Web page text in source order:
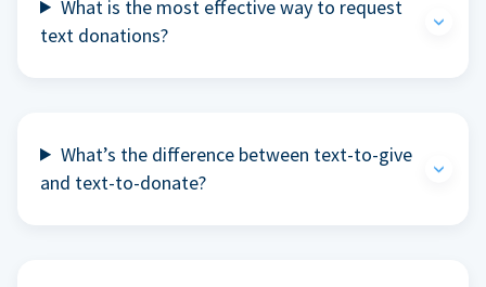
What is the most effective way to request
text donations?
What’s the difference between text-to-give
and text-to-donate?